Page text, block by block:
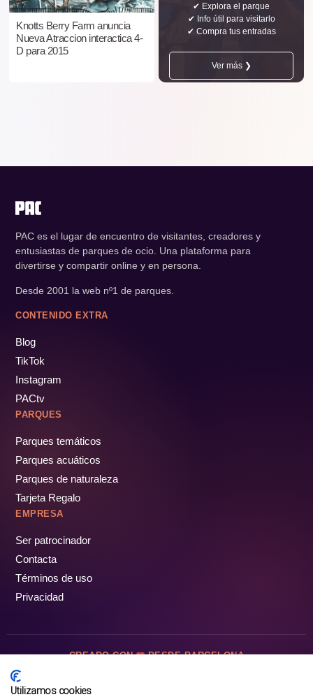
Knotts Berry Farm anuncia
Nueva Atraccion interactica 4-
D para 2015
✔ Explora el parque
✔ Info útil para visitarlo
✔ Compra tus entradas
Ver más ❯
PAC es el lugar de encuentro de visitantes, creadores y
entusiastas de parques de ocio. Una plataforma para
divertirse y compartir online y en persona.
Desde 2001 la web nº1 de parques.
CONTENIDO EXTRA
Blog
TikTok
Instagram
PACtv
PARQUES
Parques temáticos
Parques acuáticos
Parques de naturaleza
Tarjeta Regalo
EMPRESA
Ser patrocinador
Contacta
Términos de uso
Privacidad
CREADO CON DESDE BARCELONA
Utilizamos cookies